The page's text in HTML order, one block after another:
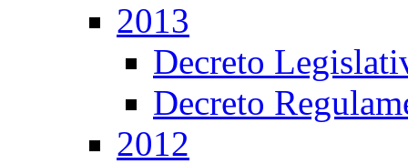
2013
Decreto
Decreto
2012